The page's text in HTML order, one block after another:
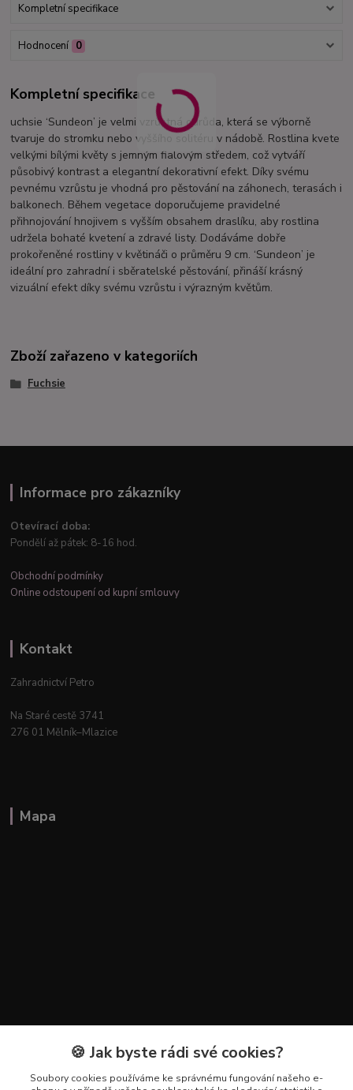
Kompletní specifikace
Hodnocení 0
Kompletní specifikace
uchsie ‘Sundeon’ je velmi vzrůstná odrůda, která se výborně
tvaruje do stromku nebo vyššího solitéru v nádobě. Rostlina kvete
velkými bílými květy s jemným fialovým středem, což vytváří
působivý kontrast a elegantní dekorativní efekt. Díky svému
pevnému vzrůstu je vhodná pro pěstování na záhonech, terasách i
balkonech. Během vegetace doporučujeme pravidelné
přihnojování hnojivem s vyšším obsahem draslíku, aby rostlina
udržela bohaté kvetení a zdravé listy. Dodáváme dobře
prokořeněné rostliny v květináči o průměru 9 cm. ‘Sundeon’ je
ideální pro zahradní i sběratelské pěstování, přináší krásný
vizuální efekt díky svému vzrůstu i výrazným květům.
Zboží zařazeno v kategoriích
Fuchsie
Informace pro zákazníky
Otevírací doba:
Pondělí až pátek: 8-16 hod.
Obchodní podmínky
Online odstoupení od kupní smlouvy
Kontakt
Zahradnictví Petro
Na Staré cestě 3741
276 01 Mělník–Mlazice
Mapa
Kontakty🍪 Jak byste rádi své cookies?
Soubory cookies používáme ke správnému fungování našeho e-